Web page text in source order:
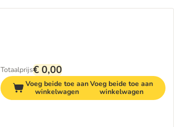
Totaalprijs€ 0,00
Voeg beide toe aan
winkelwagen
Voeg beide toe aan
winkelwagen